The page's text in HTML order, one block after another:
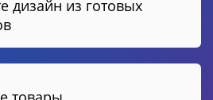
дизайн из готовых